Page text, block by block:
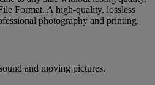
Format. A high-quality, lossless
photography and printing.
and moving pictures.